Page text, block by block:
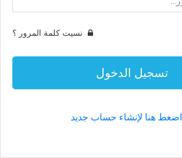
نسيت كلمة المرور ؟
تسجيل الدخول
اضغط هنا لإنشاء حساب جديد